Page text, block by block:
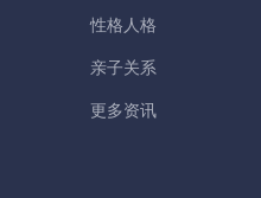
性格人格
亲子关系
更多资讯